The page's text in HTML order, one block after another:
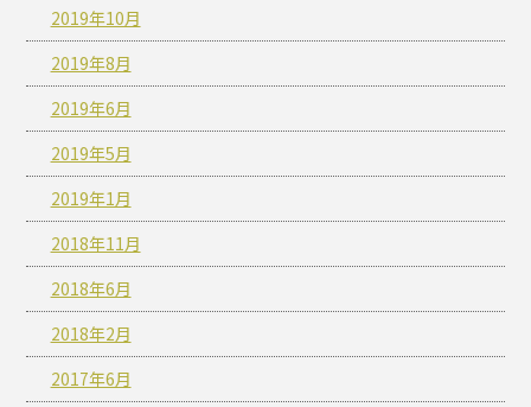
2019年10月
2019年8月
2019年6月
2019年5月
2019年1月
2018年11月
2018年6月
2018年2月
2017年6月